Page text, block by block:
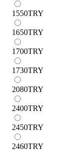
1550TRY
1650TRY
1700TRY
1730TRY
2080TRY
2400TRY
2450TRY
2460TRY